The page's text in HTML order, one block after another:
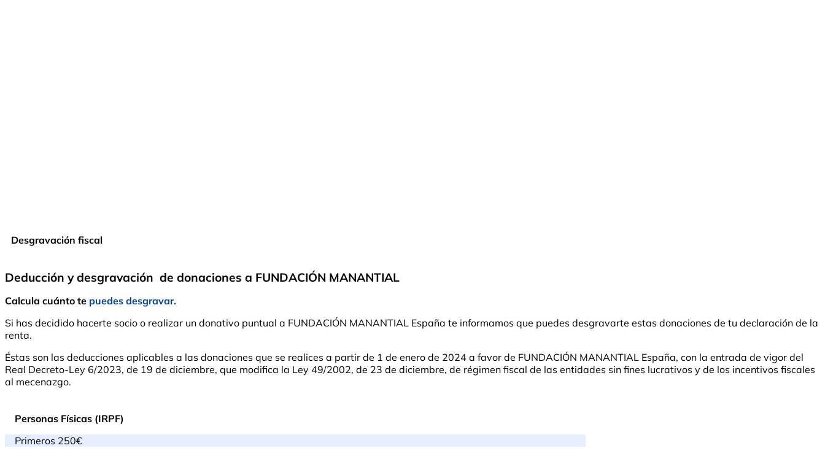
Desgravación fiscal
Deducción y desgravación de donaciones a FUNDACIÓN MANANTIAL
Calcula cuánto te puedes desgravar.
Si has decidido hacerte socio o realizar un donativo puntual a FUNDACIÓN MANANTIAL España te informamos que puedes desgravarte estas donaciones de tu declaración de la
renta.
Éstas son las deducciones aplicables a las donaciones que se realices a partir de 1 de enero de 2024 a favor de FUNDACIÓN MANANTIAL España, con la entrada de vigor del
Real Decreto-Ley 6/2023, de 19 de diciembre, que modifica la Ley 49/2002, de 23 de diciembre, de régimen fiscal de las entidades sin fines lucrativos y de los incentivos fiscales
al mecenazgo.
Personas Físicas (IRPF)
Primeros 250€